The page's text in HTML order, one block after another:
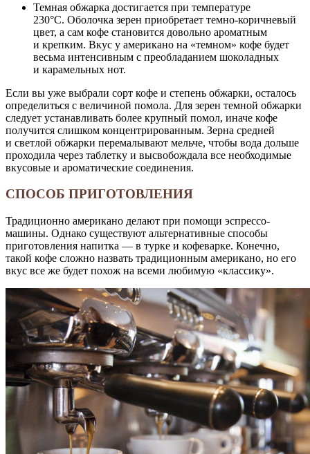
Темная обжарка достигается при температуре
230°С. Оболочка зерен приобретает темно-коричневый
цвет, а сам кофе становится довольно ароматным
и крепким. Вкус у американо на «темном» кофе будет
весьма интенсивным с преобладанием шоколадных
и карамельных нот.
Если вы уже выбрали сорт кофе и степень обжарки, осталось
определиться с величиной помола. Для зерен темной обжарки
следует устанавливать более крупный помол, иначе кофе
получится слишком концентрированным. Зерна средней
и светлой обжарки перемалывают мельче, чтобы вода дольше
проходила через таблетку и высвобождала все необходимые
вкусовые и ароматические соединения.
СПОСОБ ПРИГОТОВЛЕНИЯ
Традиционно американо делают при помощи эспрессо-
машины. Однако существуют альтернативные способы
приготовления напитка — в турке и кофеварке. Конечно,
такой кофе сложно назвать традиционным американо, но его
вкус все же будет похож на всеми любимую «классику».